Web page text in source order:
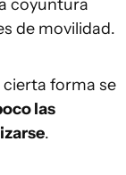
coyuntura
de movilidad.
forma se
las
.